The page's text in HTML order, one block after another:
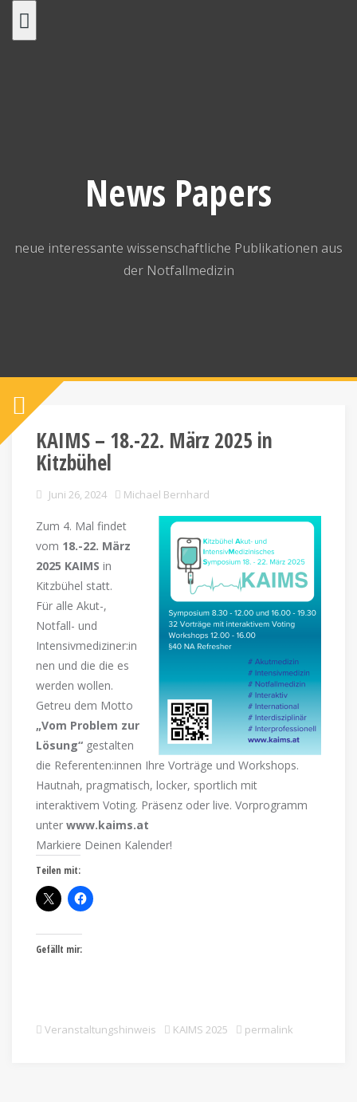
News Papers
neue interessante wissenschaftliche Publikationen aus
der Notfallmedizin
KAIMS – 18.-22. März 2025 in
Kitzbühel
Juni 26, 2024 Michael Bernhard
Zum 4. Mal findet
vom 18.-22. März
2025 KAIMS in
Kitzbühel statt.
Für alle Akut-,
Notfall- und
Intensivmediziner:in
nen und die die es
werden wollen.
Getreu dem Motto
„Vom Problem zur
Lösung“ gestalten
die Referenten:innen Ihre Vorträge und Workshops.
Hautnah, pragmatisch, locker, sportlich mit
interaktivem Voting. Präsenz oder live. Vorprogramm
unter www.kaims.at
Markiere Deinen Kalender!
Teilen mit:
Gefällt mir:
Veranstaltungshinweis KAIMS 2025 permalink